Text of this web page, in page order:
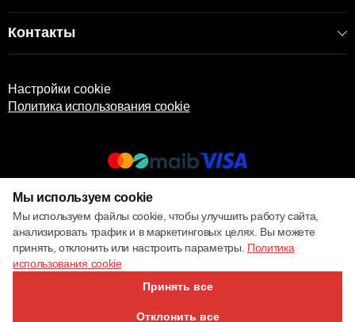
Контакты
Настройки cookie
Политика использования cookie
© 2017 – 2026 ECOM
Мы используем cookie
Мы используем файлы cookie, чтобы улучшить работу сайта,
анализировать трафик и в маркетинговых целях. Вы можете
принять, отклонить или настроить параметры. Политика
использования cookie
Принять все
Отклонить все